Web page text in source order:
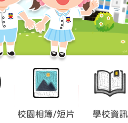
校園相簿/短片 學校資訊